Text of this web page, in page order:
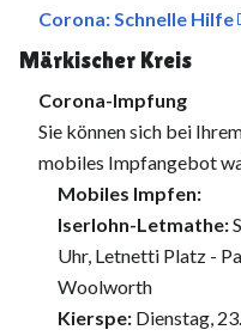
Corona: Schnelle Hilfe
Märkischer Kreis
Corona-Impfung
Sie können sich bei
mobiles Impfangebot
Mobiles Impfen:
Iserlohn-Letmathe:
Uhr, Letnetti Platz -
Woolworth
Kierspe: Dienstag,